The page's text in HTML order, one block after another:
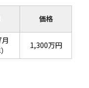
価格
1,300万円